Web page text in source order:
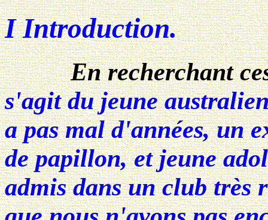
I Introduction.
En recherchant
s'agit du jeune
a pas mal d'années, un
de papillon, et jeune
admis dans un club très